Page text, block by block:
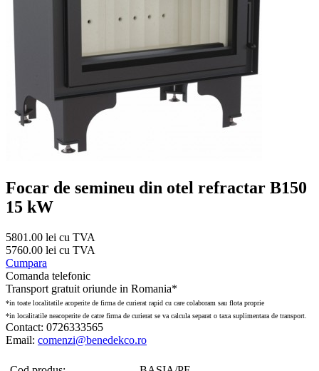
Focar de semineu din otel refractar B150
15 kW
5801.00 lei cu TVA
5760.00 lei cu TVA
Cumpara
Comanda telefonic
Transport gratuit oriunde in Romania*
*in toate localitatile acoperite de firma de curierat rapid cu care colaboram sau flota proprie
*in localitatile neacoperite de catre firma de curierat se va calcula separat o taxa suplimentara de transport.
Contact: 0726333565
Email: comenzi@benedekco.ro